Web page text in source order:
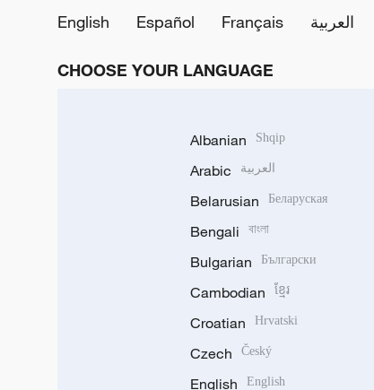
English
Español Français العربية
CHOOSE YOUR LANGUAGE
Albanian Shqip
Arabic العربية
Belarusian Беларуская
Bengali বাংলা
Bulgarian Български
Cambodian ខ្មែរ
Croatian Hrvatski
Czech Český
English English